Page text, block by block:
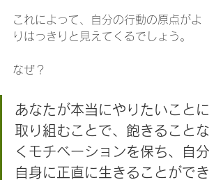
これによって、自分の行動の原点がよ
りはっきりと見えてくるでしょう。
なぜ？
あなたが本当にやりたいことに
取り組むことで、飽きることな
くモチベーションを保ち、自分
自身に正直に生きることができ